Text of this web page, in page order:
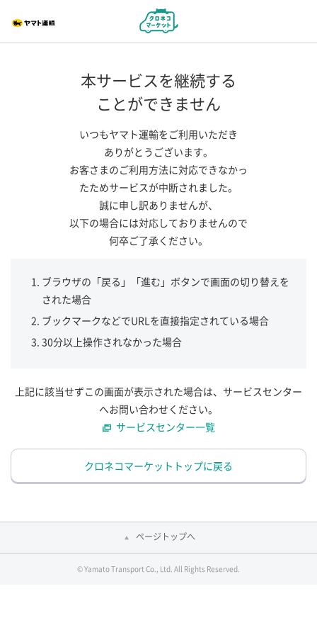
本サービスを継続する
ことができません
いつもヤマト運輸をご利用いただき
ありがとうございます。
お客さまのご利用方法に対応できなかっ
たためサービスが中断されました。
誠に申し訳ありませんが、
以下の場合には対応しておりませんので
何卒ご了承ください。
ブラウザの「戻る」「進む」ボタンで画面の切り替えを
された場合
ブックマークなどでURLを直接指定されている場合
30分以上操作されなかった場合
上記に該当せずこの画面が表示された場合は、サービスセンター
へお問い合わせください。
サービスセンター一覧
クロネコマーケットトップに戻る
ページトップへ
© Yamato Transport Co., Ltd. All Rights Reserved.